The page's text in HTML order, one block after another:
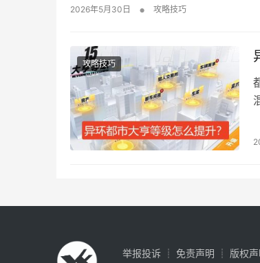
联动角色上线，所使用的是独立于常规
2026年5月30日 • 攻略技巧
攻略技巧
举报投诉 ┊ 免责声明 ┊ 版权